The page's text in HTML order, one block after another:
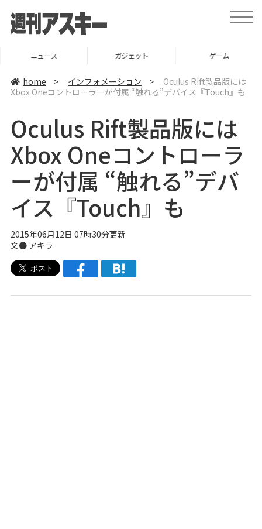
t
o
v
i
ニュース ガジェット ゲーム
home > インフォメーション >
Oculus Rift製品版には
Xbox Oneコントローラーが付属 “触れる”デバイス『Touch』も
Oculus Rift製品版には
Xbox Oneコントローラ
ーが付属 “触れる”デバ
イス『Touch』も
2015年06月12日 07時30分更新
文● アキラ